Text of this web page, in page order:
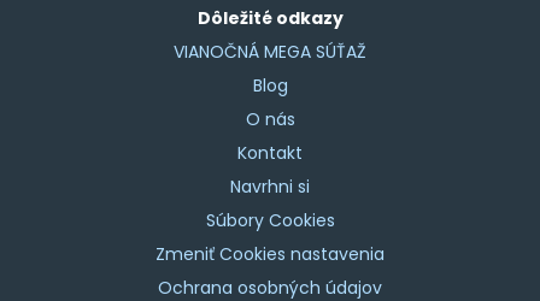
Dôležité odkazy
VIANOČNÁ MEGA SÚŤAŽ
Blog
O nás
Kontakt
Navrhni si
Súbory Cookies
Zmeniť Cookies nastavenia
Ochrana osobných údajov